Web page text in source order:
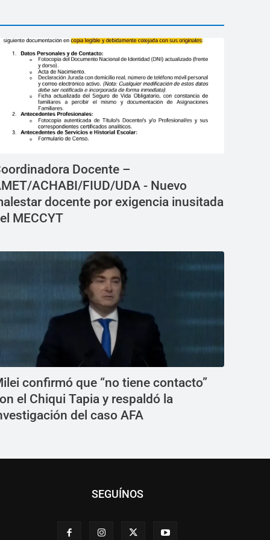
Docente –
ACHABI/FIUD/UDA - Nuevo
docente por exigencia inusitada
MECCYT
confirmó que “no tiene contacto”
el Chiqui Tapia y respaldó la
del caso AFA
SEGUÍNOS